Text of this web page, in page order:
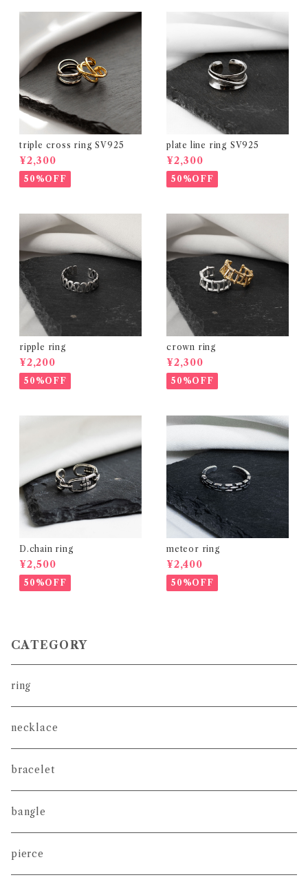
triple cross ring SV925
¥2,300
50%OFF
plate line ring SV925
¥2,300
50%OFF
ripple ring
¥2,200
50%OFF
crown ring
¥2,300
50%OFF
D.chain ring
¥2,500
50%OFF
meteor ring
¥2,400
50%OFF
CATEGORY
ring
necklace
bracelet
bangle
pierce